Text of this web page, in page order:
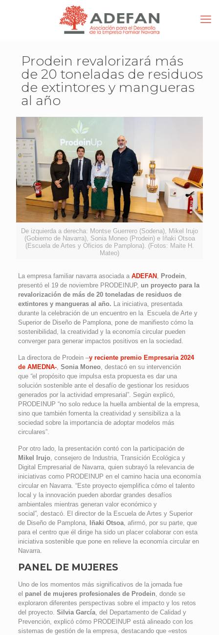
Prodein revalorizará más
de 20 toneladas de residuos
de extintores y mangueras
al año
De izquierda a derecha: Montse Guerrero (Sodena), Mikel Irujo
(Gobierno de Navarra), Sonia Moneo (Prodein) e Iñaki Otsoa
(Escuela de Artes y Oficios de Pamplona). (Fotos: Maite H.
Mateo)
La empresa familiar navarra asociada a ADEFAN , Prodein,
presentó el 19 de noviembre PRODEINUP, un proyecto para la
revalorización de más de 20 toneladas de residuos de
extintores y mangueras al año. La iniciativa, presentada
durante la celebración de un encuentro en la Escuela de Arte y
Superior de Diseño de Pamplona, pone de manifiesto cómo la
sostenibilidad, la creatividad y la economía circular pueden
converger para generar impactos positivos en la sociedad.
La directora de Prodein –y reciente premio Empresaria 2024
de AMEDNA-, Sonia Moneo, destacó en su intervención
que “el propósito que impulsa esta propuesta es dar una
solución sostenible ante el desafío de gestionar los residuos
generados por la actividad empresarial”. Según explicó,
PRODEINUP “no solo reduce la huella ambiental de la empresa,
sino que también fomenta la creatividad y sensibiliza a la
sociedad sobre la importancia de adoptar modelos más
circulares”.
Por otro lado, la presentación contó con la participación de
Mikel Irujo, consejero de Industria, Transición Ecológica y
Digital Empresarial de Navarra, quien subrayó la relevancia de
iniciativas como PRODEINUP en el camino hacia una economía
circular en Navarra. “Este proyecto ejemplifica cómo el talento
local y la innovación pueden abordar grandes desafíos
ambientales mientras generan valor económico y
social”, destacó. El director de la Escuela de Artes y Superior
de Diseño de Pamplona,
Iñaki Otsoa, afirmó, por su parte, que
para el centro que él dirige ha sido un placer colaborar con esta
iniciativa sostenible que pone en relieve la economía circular en
Navarra.
PANEL DE MUJERES
Uno de los momentos más significativos de la jornada fue
el panel de mujeres profesionales de Prodein, donde se
exploraron diferentes perspectivas sobre el impacto y los retos
del proyecto. Silvia García, del Departamento de Calidad y
Prevención, explicó cómo PRODEINUP está alineado con los
sistemas de gestión de la empresa, destacando que «estos